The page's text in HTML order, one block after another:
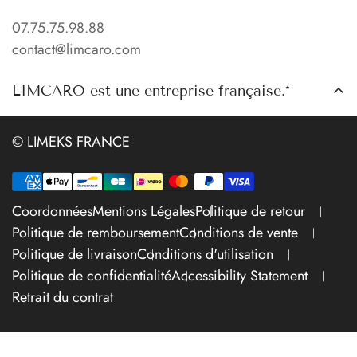
Pose Carrelage
Points de Retrait
À propos
Contact
07.75.75.98.88
contact@limcaro.com
LIMCARO est une entreprise française.*
© LIMEKS FRANCE
CoordonnéesMentions LégalesPolitique de retour
Politique de remboursementConditions de vente
Politique de livraisonConditions d'utilisation
Politique de confidentialitéAccessibility Statement
Retrait du contrat